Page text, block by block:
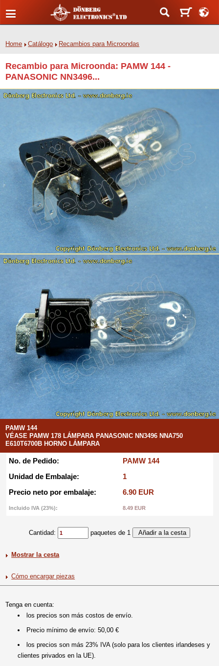
Home Catálogo Recambios para Microondas
Recambio para Microonda: PAMW 144 -
PANASONIC NN3496...
PAMW 144
VÉASE PAMW 178 LÁMPARA PANASONIC NN3496 NNA750
E610T6700B HORNO LÁMPARA
No. de Pedido:
PAMW 144
Unidad de Embalaje:
1
Precio neto por embalaje:
6.90 EUR
Incluido IVA (23%): 8.49 EUR
Cantidad: paquetes de 1
Mostrar la cesta
Cómo encargar piezas
Tenga en cuenta:
los precios son más costos de envío.
Precio mínimo de envío: 50,00 €
los precios son más 23% IVA (solo para los clientes irlandeses y
clientes privados en la UE).